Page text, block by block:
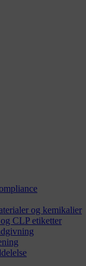
og kemikalier
CLP etiketter